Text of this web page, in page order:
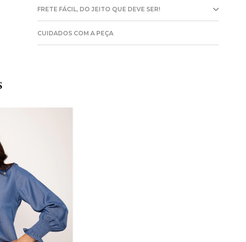
FRETE FÁCIL, DO JEITO QUE DEVE SER!
CUIDADOS COM A PEÇA